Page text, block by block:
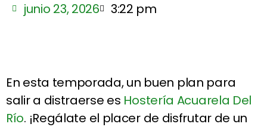
junio 23, 2026
3:22 pm
En esta temporada, un buen plan para
salir a distraerse es Hostería Acuarela Del
Río. ¡Regálate el placer de disfrutar de un